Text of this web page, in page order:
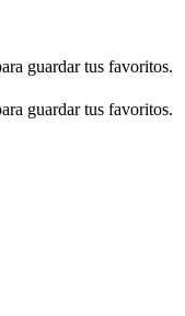
guardar tus favoritos.
guardar tus favoritos.